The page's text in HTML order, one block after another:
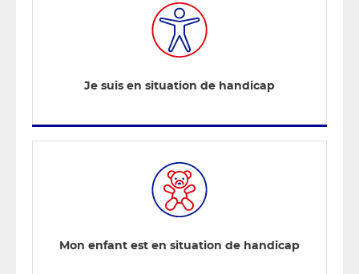
Je suis en situation de handicap
Mon enfant est en situation de handicap